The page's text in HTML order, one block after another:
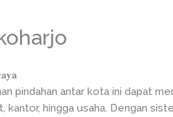
pindahan antar kota ini dapat
hingga usaha. Dengan